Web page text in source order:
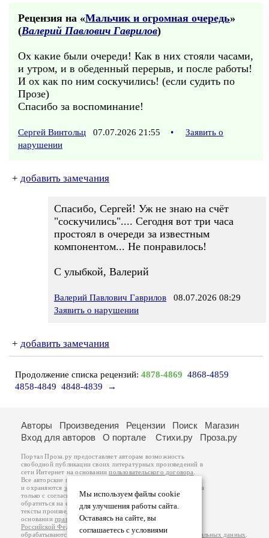
Рецензия на «Мальчик и огромная очередь»
(Валерий Павлович Гаврилов)
Ох какие были очереди! Как в них стояли часами,
и утром, и в обеденный перерыв, и после работы!
И ох как по ним соскучились! (если судить по
Прозе)
Спасибо за воспоминание!
Сергей Винтольц 07.07.2026 21:55 •
Заявить о
нарушении
+ добавить замечания
Спасибо, Сергей! Уж не знаю на счёт
"соскучились".... Сегодня вот три часа
простоял в очереди за известным
компонентом... Не понравилось!
С улыбкой, Валерий
Валерий Павлович Гаврилов 08.07.2026 08:29
Заявить о нарушении
+ добавить замечания
Продолжение списка рецензий: 4878-4869 4868-4859
4858-4849 4848-4839 →
Мы используем файлы cookie
для улучшения работы сайта.
Оставаясь на сайте, вы
соглашаетесь с условиями
Авторы Произведения Рецензии Поиск
Магазин
Вход для авторов
О портале Стихи.ру Проза.ру
Портал Проза.ру предоставляет авторам возможность
свободной публикации своих литературных произведений в
сети Интернет на основаниипользовательского договора
Все авторские права на произведения принадлежат авторам
и охраняются законом
. Перепечатка произведений возможна
только с согласия его автора, к которому вы можете
обратиться на его авторской странице. Ответственность за
тексты произведений авторы несут самостоятельно на
основанииправил публикацииизаконодательства
Российской Федерации
обрабатываются на основанииПолитики обработки персональных данных